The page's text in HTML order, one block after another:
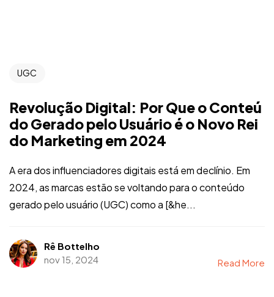
UGC
Revolução Digital: Por Que o Conteú
do Gerado pelo Usuário é o Novo Rei
do Marketing em 2024
A era dos influenciadores digitais está em declínio. Em
2024, as marcas estão se voltando para o conteúdo
gerado pelo usuário (UGC) como a [&he...
Rê Bottelho
nov 15, 2024
Read More